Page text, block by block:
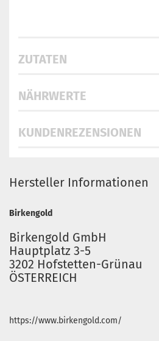
ZUTATEN
NÄHRWERTE
KUNDENREZENSIONEN
Hersteller Informationen
Birkengold
Birkengold GmbH
Hauptplatz 3-5
3202 Hofstetten-Grünau
ÖSTERREICH
https://www.birkengold.com/